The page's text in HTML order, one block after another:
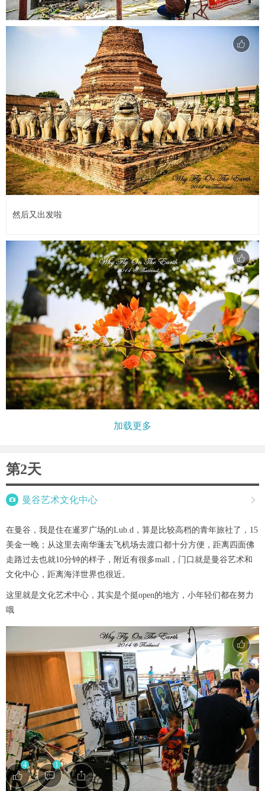
然后又出发啦
加载更多
第2天
 曼谷艺术文化中心 
在曼谷，我是住在暹罗广场的Lub.d，算是比较高档的青年旅社了，15
美金一晚；从这里去南华蓬去飞机场去渡口都十分方便，距离四面佛
走路过去也就10分钟的样子，附近有很多mall，门口就是曼谷艺术和
文化中心，距离海洋世界也很近。
这里就是文化艺术中心，其实是个挺open的地方，小年轻们都在努力
哦
4 1